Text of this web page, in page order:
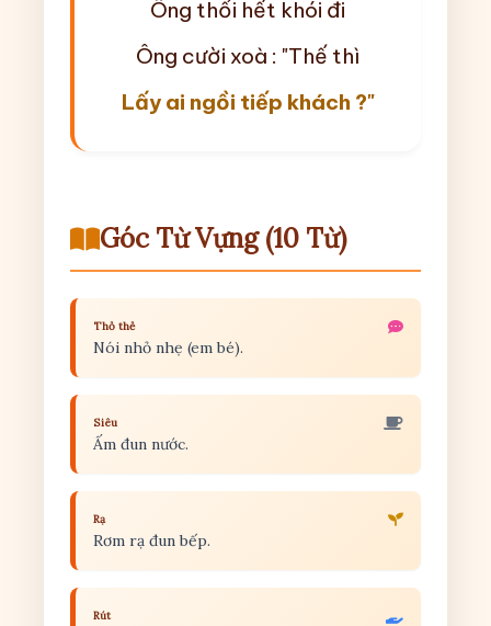
Ông thổi hết khói đi
Ông cười xoà : "Thế thì
Lấy ai ngồi tiếp khách ?"
Góc Từ Vựng (10 Từ)
Thỏ thẻ
Nói nhỏ nhẹ (em bé).
Siêu
Ấm đun nước.
Rạ
Rơm rạ đun bếp.
Rút